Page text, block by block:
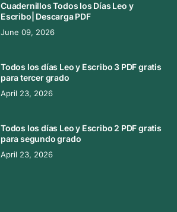
Cuadernillos Todos los Días Leo y
Escribo| Descarga PDF
June 09, 2026
Todos los días Leo y Escribo 3 PDF gratis
para tercer grado
April 23, 2026
Todos los días Leo y Escribo 2 PDF gratis
para segundo grado
April 23, 2026